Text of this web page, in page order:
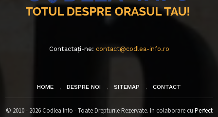
Contactați-ne: contact@codlea-info.ro
HOME DESPRE NOI SITEMAP CONTACT
© 2010 - 2026 Codlea Info - Toate Drepturile Rezervate. In colaborare cu Perfect